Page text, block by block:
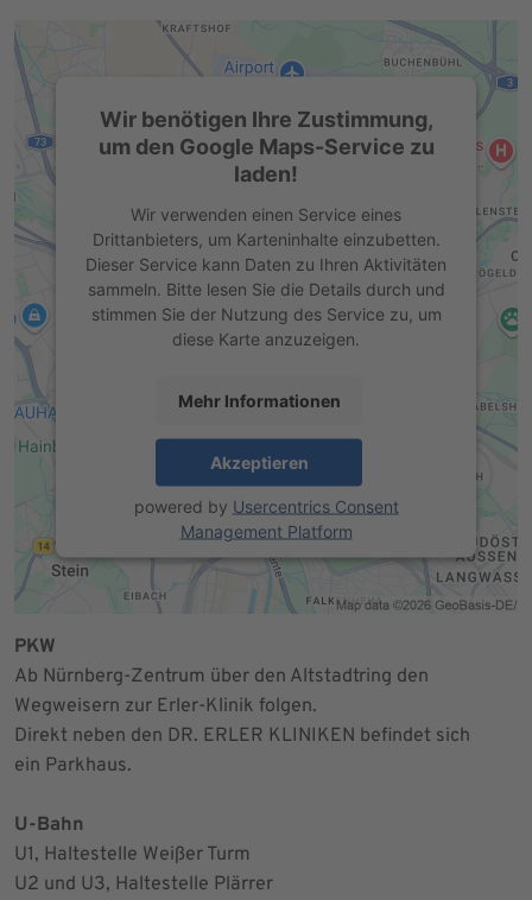
Wir benötigen Ihre Zustimmung,
um den Google Maps-Service zu
laden!
Wir verwenden einen Service eines
Drittanbieters, um Karteninhalte einzubetten.
Dieser Service kann Daten zu Ihren Aktivitäten
sammeln. Bitte lesen Sie die Details durch und
stimmen Sie der Nutzung des Service zu, um
diese Karte anzuzeigen.
Mehr Informationen
Akzeptieren
powered by Usercentrics Consent
Management Platform
PKW
Ab Nürnberg-Zentrum über den Altstadtring den
Wegweisern zur Erler-Klinik folgen.
Direkt neben den DR. ERLER KLINIKEN befindet sich
ein Parkhaus.
U-Bahn
U1, Haltestelle Weißer Turm
U2 und U3, Haltestelle Plärrer